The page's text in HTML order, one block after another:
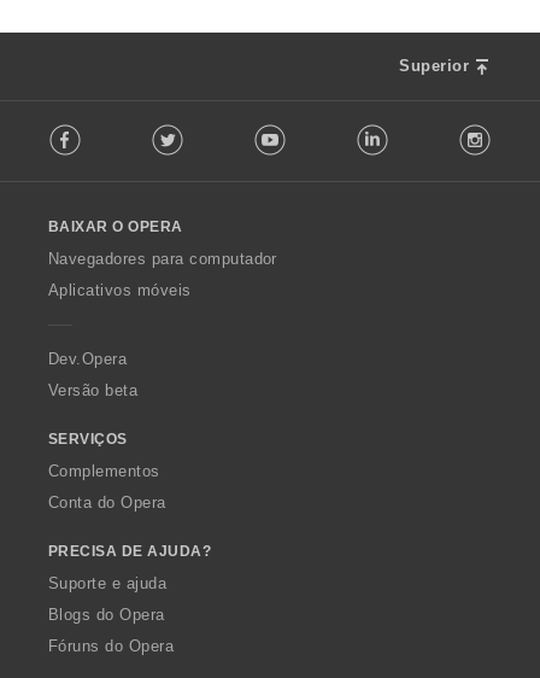
Superior
o
w
O
p
a
Facebook Twitter Youtube LinkedIn
BAIXAR O OPERA
Navegadores para computador
Aplicativos móveis
Dev.Opera
Versão beta
SERVIÇOS
Complementos
Conta do Opera
PRECISA DE AJUDA?
Suporte e ajuda
Blogs do Opera
Fóruns do Opera